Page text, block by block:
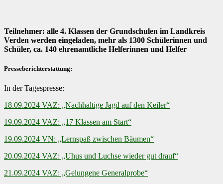
Teilnehmer: alle 4. Klassen der Grundschulen im Landkreis
Verden werden eingeladen, mehr als 1300 Schülerinnen und
Schüler, ca. 140 ehrenamtliche Helferinnen und Helfer
Presseberichterstattung:
In der Tagespresse:
18.09.2024 VAZ: „Nachhaltige Jagd auf den Keiler“
19.09.2024 VAZ: „17 Klassen am Start“
19.09.2024 VN: „Lernspaß zwischen Bäumen“
20.09.2024 VAZ: „Uhus und Luchse wieder gut drauf“
21.09.2024 VAZ: „Gelungene Generalprobe“